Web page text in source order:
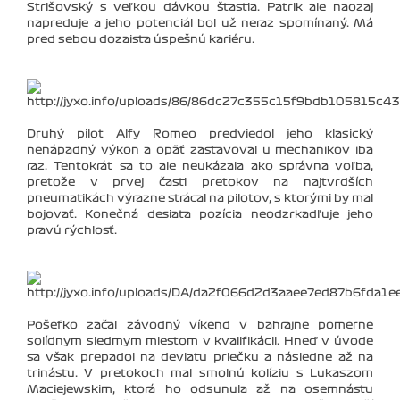
Strišovský s veľkou dávkou šťastia. Patrik ale naozaj
napreduje a jeho potenciál bol už neraz spomínaný. Má
pred sebou dozaista úspešnú kariéru.
Druhý pilot Alfy Romeo predviedol jeho klasický
nenápadný výkon a opäť zastavoval u mechanikov iba
raz. Tentokrát sa to ale neukázala ako správna voľba,
pretože v prvej časti pretokov na najtvrdších
pneumatikách výrazne strácal na pilotov, s ktorými by mal
bojovať. Konečná desiata pozícia neodzrkadľuje jeho
pravú rýchlosť.
Pošefko začal závodný víkend v bahrajne pomerne
solídnym siedmym miestom v kvalifikácii. Hneď v úvode
sa však prepadol na deviatu priečku a následne až na
trinástu. V pretokoch mal smolnú kolíziu s Lukaszom
Maciejewskim, ktorá ho odsunula až na osemnástu